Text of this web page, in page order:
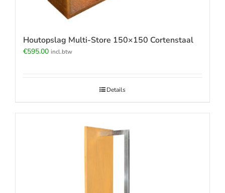
Houtopslag Multi-Store 150×150 Cortenstaal
€595.00 incl.btw
Details